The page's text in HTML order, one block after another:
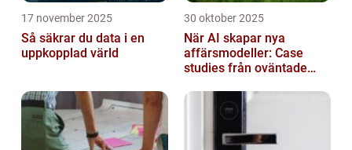
17 november 2025
Så säkrar du data i en
uppkopplad värld
30 oktober 2025
När AI skapar nya
affärsmodeller: Case
studies från oväntade